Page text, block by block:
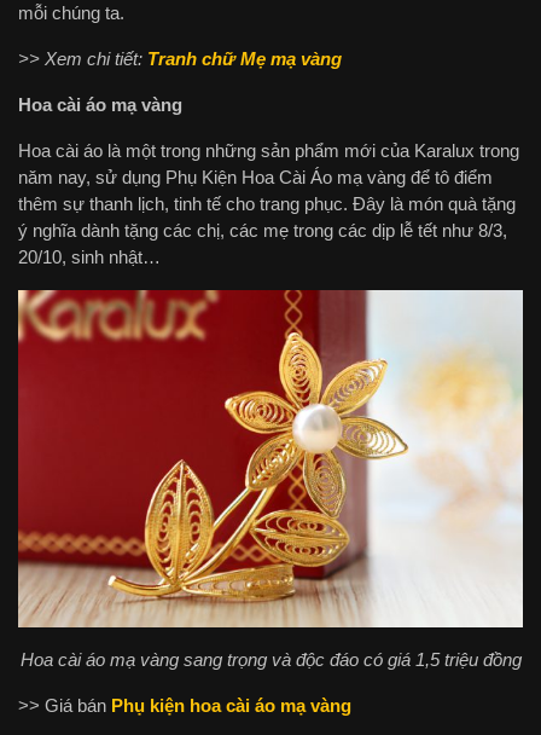
mỗi chúng ta.
>> Xem chi tiết: Tranh chữ Mẹ mạ vàng
Hoa cài áo mạ vàng
Hoa cài áo là một trong những sản phẩm mới của Karalux trong
năm nay, sử dụng Phụ Kiện Hoa Cài Áo mạ vàng để tô điểm
thêm sự thanh lịch, tinh tế cho trang phục. Đây là món quà tặng
ý nghĩa dành tặng các chị, các mẹ trong các dịp lễ tết như 8/3,
20/10, sinh nhật…
Hoa cài áo mạ vàng sang trọng và độc đáo có giá 1,5 triệu đồng
>> Giá bán Phụ kiện hoa cài áo mạ vàng